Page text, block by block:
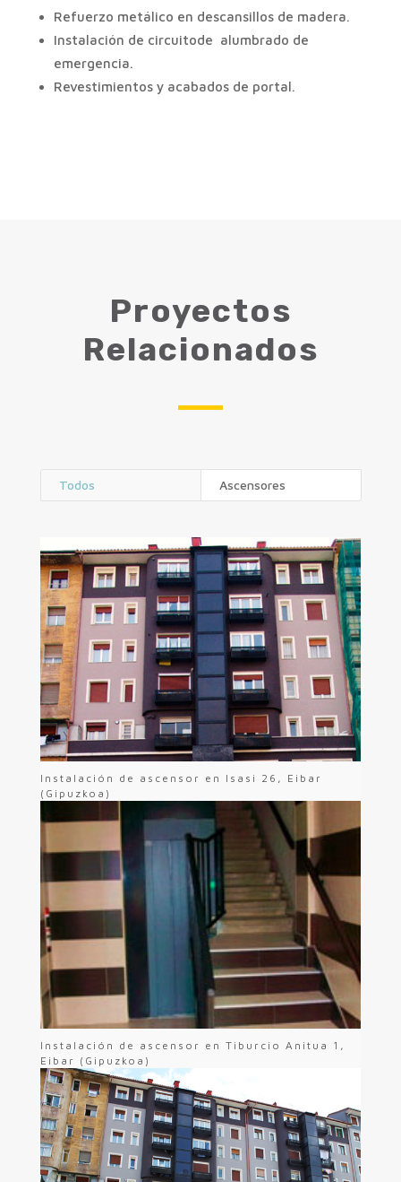
Refuerzo metálico en descansillos de madera.
Instalación de circuitode alumbrado de
emergencia.
Revestimientos y acabados de portal.
Proyectos
Relacionados
Todos Ascensores
Instalación de ascensor en Isasi 26, Eibar
(Gipuzkoa)
Instalación de ascensor en Tiburcio Anitua 1,
Eibar (Gipuzkoa)